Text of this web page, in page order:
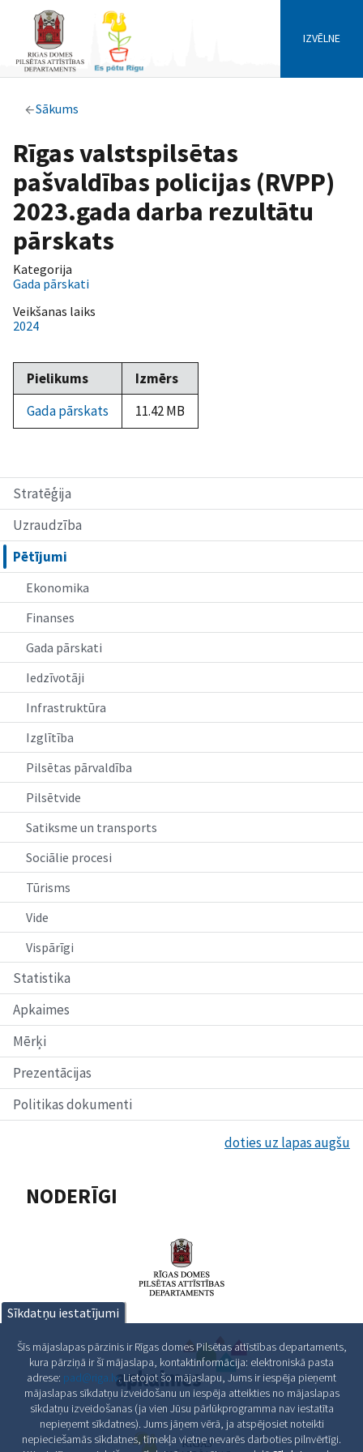
IZVĒLNE
Sākums
Stratēģija
Uzraudzība
Pētījumi
Ekonomika
Finanses
Gada pārskati
Iedzīvotāji
Infrastruktūra
Izglītība
Pilsētas pārvaldība
Pilsētvide
Satiksme un transports
Sociālie procesi
Tūrisms
Vide
Vispārīgi
Statistika
Apkaimes
Mērķi
Prezentācijas
Politikas dokumenti
Rīgas valstspilsētas
pašvaldības policijas (RVPP)
2023.gada darba rezultātu
pārskats
Kategorija
Gada pārskati
Veikšanas laiks
2024
Pielikums
Izmērs
Gada pārskats
11.42 MB
doties uz lapas augšu
NODERĪGI
Sīkdatņu iestatījumi
Šīs mājaslapas pārzinis ir Rīgas domes Pilsētas attīstības departaments,
kura pārziņā ir šī mājaslapa, kontaktinformācija: elektroniskā pasta
adrese: pad@riga.lv. Lietojot šo mājaslapu, Jums ir iespēja pieņemt
mājaslapas sīkdatņu izveidošanu un iespēja atteikties no mājaslapas
sīkdatņu izveidošanas (ja vien Jūsu pārlūkprogramma nav iestatīta
nepieņemt sīkdatnes). Jums jāņem vērā, ja atspējosiet noteikti
nepieciešamās sīkdatnes, tīmekļa vietne nevarēs darboties pilnvērtīgi.